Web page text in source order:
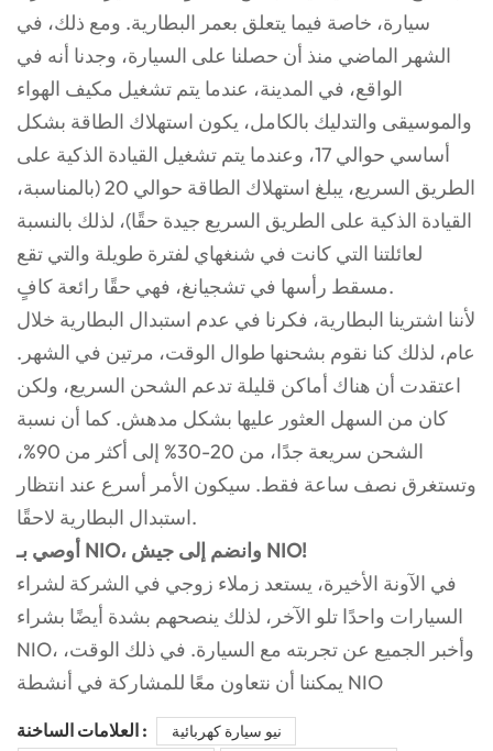
سيارة، خاصة فيما يتعلق بعمر البطارية. ومع ذلك، في
الشهر الماضي منذ أن حصلنا على السيارة، وجدنا أنه في
الواقع، في المدينة، عندما يتم تشغيل مكيف الهواء
والموسيقى والتدليك بالكامل، يكون استهلاك الطاقة بشكل
أساسي حوالي 17، وعندما يتم تشغيل القيادة الذكية على
الطريق السريع، يبلغ استهلاك الطاقة حوالي 20 (بالمناسبة،
القيادة الذكية على الطريق السريع جيدة حقًا)، لذلك بالنسبة
لعائلتنا التي كانت في شنغهاي لفترة طويلة والتي تقع
مسقط رأسها في تشجيانغ، فهي حقًا رائعة كافٍ.
لأننا اشترينا البطارية، فكرنا في عدم استبدال البطارية خلال
عام، لذلك كنا نقوم بشحنها طوال الوقت، مرتين في الشهر.
اعتقدت أن هناك أماكن قليلة تدعم الشحن السريع، ولكن
كان من السهل العثور عليها بشكل مدهش. كما أن نسبة
الشحن سريعة جدًا، من 20-30% إلى أكثر من 90%،
وتستغرق نصف ساعة فقط. سيكون الأمر أسرع عند انتظار
استبدال البطارية لاحقًا.
أوصي بـ NIO، وانضم إلى جيش NIO!
في الآونة الأخيرة، يستعد زملاء زوجي في الشركة لشراء
السيارات واحدًا تلو الآخر، لذلك ينصحهم بشدة أيضًا بشراء
NIO، وأخبر الجميع عن تجربته مع السيارة. في ذلك الوقت،
يمكننا أن نتعاون معًا للمشاركة في أنشطة NIO
العلامات الساخنة :
نيو سيارة كهربائية